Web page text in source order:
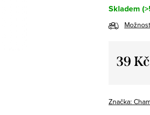
Skladem
39 Kč
Značka: